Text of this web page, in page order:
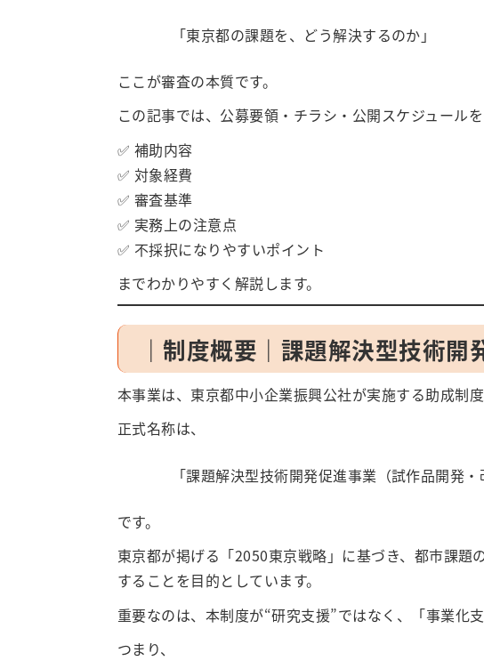
「東京都の課題を、どう解決するのか」
ここが審査の本質です。
この記事では、公募要領・チラシ・公開スケジュールを
✅ 補助内容
✅ 対象経費
✅ 審査基準
✅ 実務上の注意点
✅ 不採択になりやすいポイント
までわかりやすく解説します。
｜制度概要｜課題解決型技術開
本事業は、東京都中小企業振興公社が実施する助成制度
正式名称は、
「課題解決型技術開発促進事業（試作品開発・
です。
東京都が掲げる「2050東京戦略」に基づき、都市課題
することを目的としています。
重要なのは、本制度が“研究支援”ではなく、「事業化支
つまり、